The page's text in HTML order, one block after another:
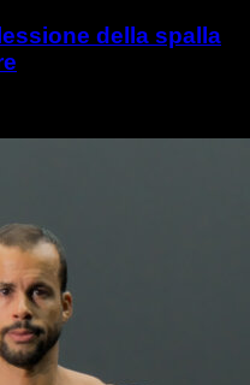
della spalla